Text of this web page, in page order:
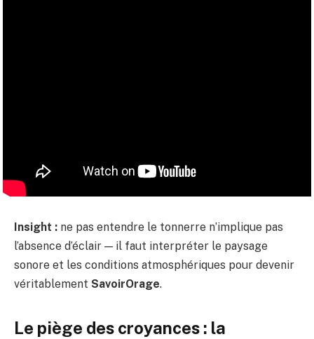
Insight : ne pas entendre le tonnerre n’implique pas
l’absence d’éclair — il faut interpréter le paysage
sonore et les conditions atmosphériques pour devenir
véritablement SavoirOrage.
Le piège des croyances : la